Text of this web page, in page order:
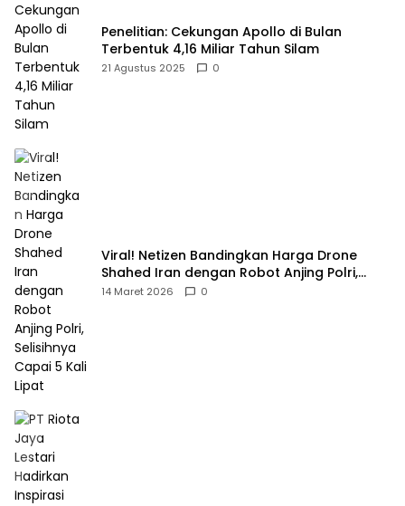
Penelitian: Cekungan Apollo di Bulan
Terbentuk 4,16 Miliar Tahun Silam
21 Agustus 2025 0
Viral! Netizen Bandingkan Harga Drone
Shahed Iran dengan Robot Anjing Polri,
Selisihnya Capai 5 Kali Lipat
14 Maret 2026 0